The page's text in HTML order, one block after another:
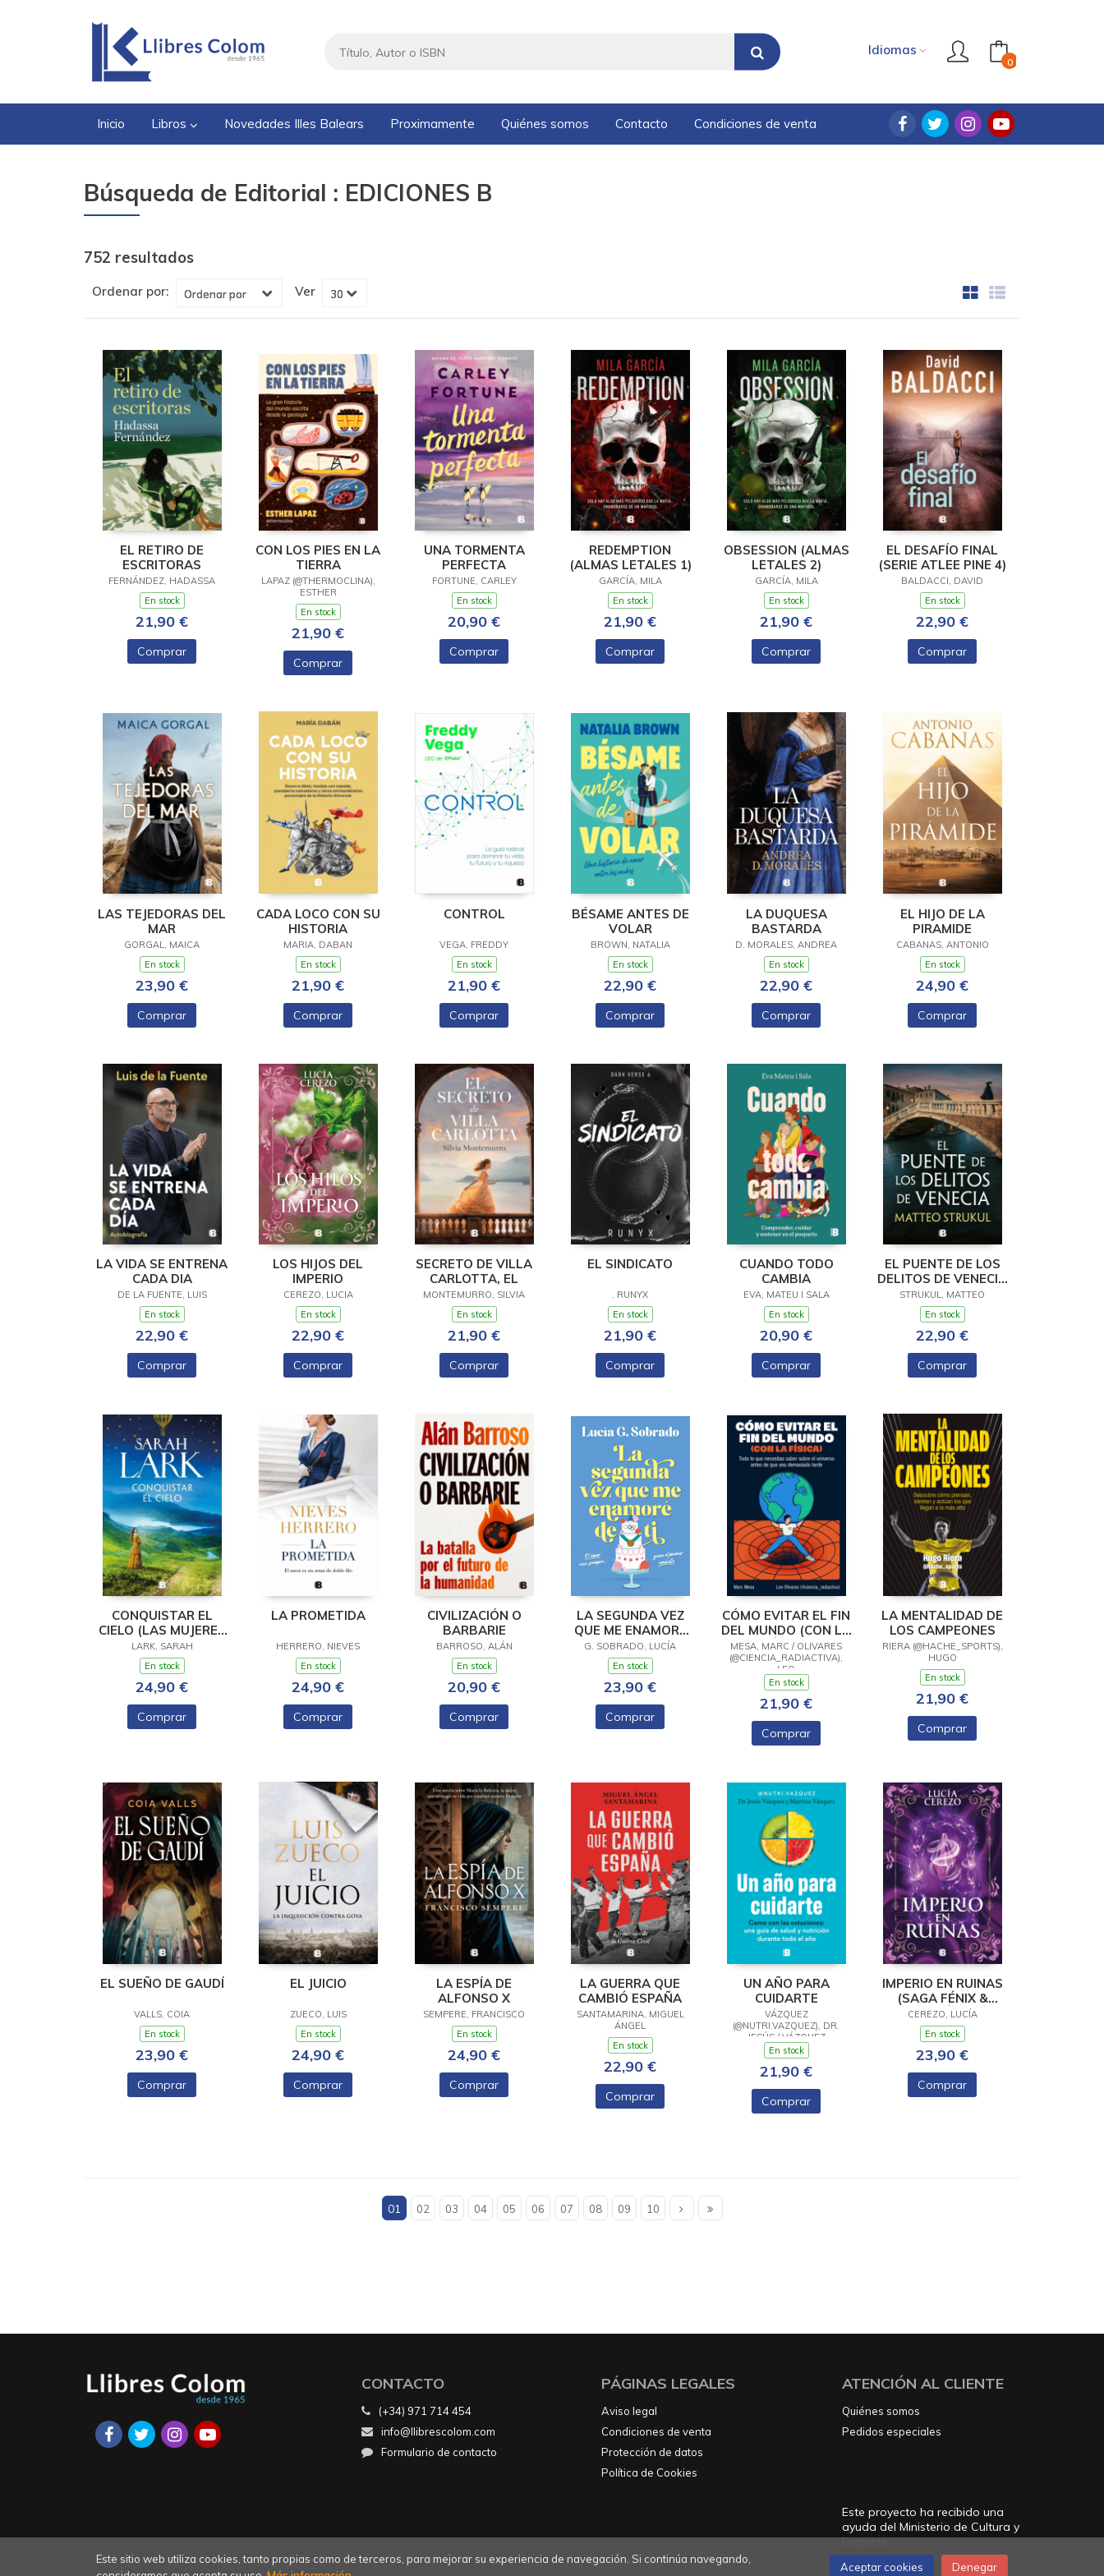
Idiomas
0
Inicio Libros Novedades Illes Balears Proximamente Quiénes somos Contacto Condiciones de venta
Búsqueda de Editorial : EDICIONES B
752 resultados
Ordenar por: Ver
EL RETIRO DE
ESCRITORAS
FERNÁNDEZ, HADASSA
En stock
21,90 €
Comprar
CON LOS PIES EN LA
TIERRA
LAPAZ (@THERMOCLINA),
ESTHER
En stock
21,90 €
Comprar
UNA TORMENTA
PERFECTA
FORTUNE, CARLEY
En stock
20,90 €
Comprar
REDEMPTION
(ALMAS LETALES 1)
GARCÍA, MILA
En stock
21,90 €
Comprar
OBSESSION (ALMAS
LETALES 2)
GARCÍA, MILA
En stock
21,90 €
Comprar
EL DESAFÍO FINAL
(SERIE ATLEE PINE 4)
BALDACCI, DAVID
En stock
22,90 €
Comprar
LAS TEJEDORAS DEL
MAR
GORGAL, MAICA
En stock
23,90 €
Comprar
CADA LOCO CON SU
HISTORIA
MARIA, DABAN
En stock
21,90 €
Comprar
CONTROL
VEGA, FREDDY
En stock
21,90 €
Comprar
BÉSAME ANTES DE
VOLAR
BROWN, NATALIA
En stock
22,90 €
Comprar
LA DUQUESA
BASTARDA
D. MORALES, ANDREA
En stock
22,90 €
Comprar
EL HIJO DE LA
PIRAMIDE
CABANAS, ANTONIO
En stock
24,90 €
Comprar
LA VIDA SE ENTRENA
CADA DIA
DE LA FUENTE, LUIS
En stock
22,90 €
Comprar
LOS HIJOS DEL
IMPERIO
CEREZO, LUCIA
En stock
22,90 €
Comprar
SECRETO DE VILLA
CARLOTTA, EL
MONTEMURRO, SILVIA
En stock
21,90 €
Comprar
EL SINDICATO
, RUNYX
En stock
21,90 €
Comprar
CUANDO TODO
CAMBIA
EVA, MATEU I SALA
En stock
20,90 €
Comprar
EL PUENTE DE LOS
DELITOS DE VENECIA
(LAS PESQUISAS DE
CANALETTO 2)
STRUKUL, MATTEO
En stock
22,90 €
Comprar
CONQUISTAR EL
CIELO (LAS MUJERES
HARD 2)
LARK, SARAH
En stock
24,90 €
Comprar
LA PROMETIDA
HERRERO, NIEVES
En stock
24,90 €
Comprar
CIVILIZACIÓN O
BARBARIE
BARROSO, ALÁN
En stock
20,90 €
Comprar
LA SEGUNDA VEZ
QUE ME ENAMORÉ
DE TI
G. SOBRADO, LUCÍA
En stock
23,90 €
Comprar
CÓMO EVITAR EL FIN
DEL MUNDO (CON LA
FÍSICA)
MESA, MARC / OLIVARES
(@CIENCIA_RADIACTIVA),
LEO
En stock
21,90 €
Comprar
LA MENTALIDAD DE
LOS CAMPEONES
RIERA (@HACHE_SPORTS),
HUGO
En stock
21,90 €
Comprar
EL SUEÑO DE GAUDÍ
VALLS, COIA
En stock
23,90 €
Comprar
EL JUICIO
ZUECO, LUIS
En stock
24,90 €
Comprar
LA ESPÍA DE
ALFONSO X
SEMPERE, FRANCISCO
En stock
24,90 €
Comprar
LA GUERRA QUE
CAMBIÓ ESPAÑA
SANTAMARINA, MIGUEL
ÁNGEL
En stock
22,90 €
Comprar
UN AÑO PARA
CUIDARTE
VÁZQUEZ
(@NUTRI.VAZQUEZ), DR.
JESÚS / VÁZQUEZ
(@NUTRI.VAZQUEZ),
MARTINA
En stock
21,90 €
Comprar
IMPERIO EN RUINAS
(SAGA FÉNIX &
DRAGÓN 3)
CEREZO, LUCÍA
En stock
23,90 €
Comprar
01 02 03 04 05 06 07 08 09 10
CONTACTO
(+34) 971 714 454
info@llibrescolom.com
Formulario de contacto
PÁGINAS LEGALES
Aviso legal
Condiciones de venta
Protección de datos
Política de Cookies
ATENCIÓN AL CLIENTE
Quiénes somos
Pedidos especiales
Este proyecto ha recibido una
ayuda del Ministerio de Cultura y
Deporte
Este sitio web utiliza cookies, tanto propias como de terceros, para mejorar su experiencia de navegación. Si continúa navegando,
Aceptar cookies Denegar